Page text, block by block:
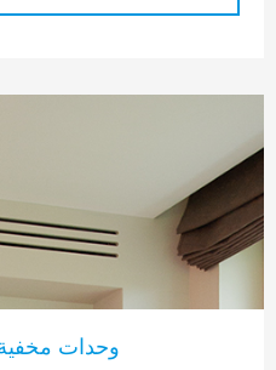
وحدات مخفية في